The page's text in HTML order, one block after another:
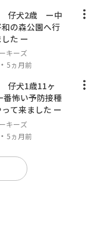
仔犬2歳 ー中
の森公園へ行
た ー
キーズ
・5ヵ月前
仔犬1歳11ヶ
怖い予防接種
て来ました ー
キーズ
・5ヵ月前